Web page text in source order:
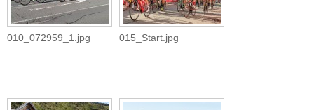
010_072959_1.jpg 015_Start.jpg